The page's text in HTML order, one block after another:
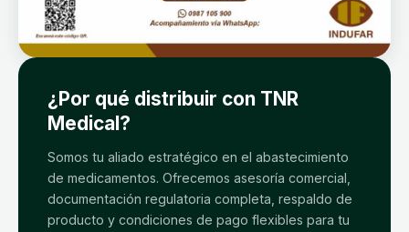
¿Por qué distribuir con TNR
Medical?
Somos tu aliado estratégico en el abastecimiento
de medicamentos. Ofrecemos asesoría comercial,
documentación regulatoria completa, respaldo de
producto y condiciones de pago flexibles para tu